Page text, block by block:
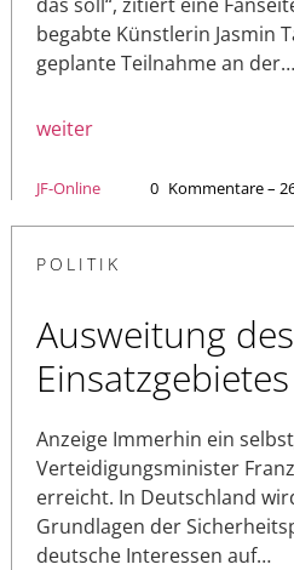
begabte Künstlerin Jasmin
geplante Teilnahme an der…
weiter
JF-Online 0 Kommentare –
POLITIK
Ausweitung des
Einsatzgebietes
Anzeige Immerhin ein
Verteidigungsminister Franz
erreicht. In Deutschland
Grundlagen der
deutsche Interessen auf…